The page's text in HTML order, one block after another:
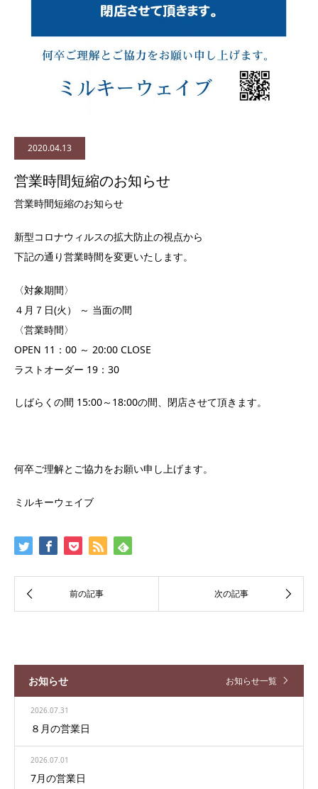
2020.04.13
営業時間短縮のお知らせ
営業時間短縮のお知らせ
新型コロナウィルスの拡大防止の視点から
下記の通り営業時間を変更いたします。
〈対象期間〉
４月７日(火） ～ 当面の間
〈営業時間〉
OPEN 11：00 ～ 20:00 CLOSE
ラストオーダー 19：30
しばらくの間 15:00～18:00の間、閉店させて頂きます。
何卒ご理解とご協力をお願い申し上げます。
ミルキーウェイブ
お知らせ お知らせ一覧
2026.07.31
８月の営業日
2026.07.01
7月の営業日